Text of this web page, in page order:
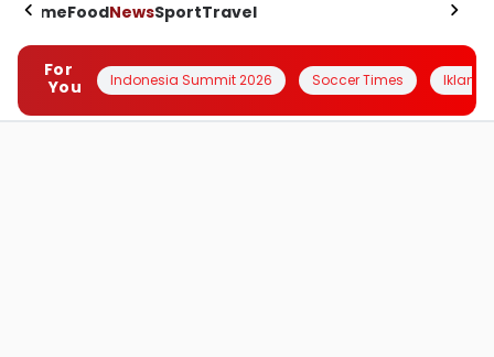
HomeFoodNewsSportTravel
For
You
Indonesia Summit 2026 Soccer Times Iklanin